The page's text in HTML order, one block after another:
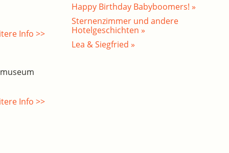
Info >>
Info >>
Happy Birthday Babyboomers! »
Sternenzimmer und andere
Hotelgeschichten »
Lea & Siegfried »